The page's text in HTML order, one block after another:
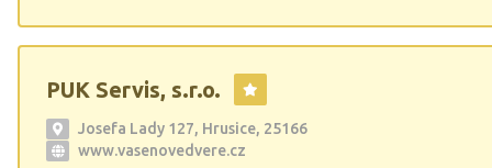
léty prověřených materiálů. Zhotovujeme přesné hlazené
základové desky, od kterých se odvíjí další přesná
dokonalá pokládka izolací EPS, montáž systémových
podlahové vytápění, vylití litých potěrů a konečná
finálních vrstev.
PUK Servis, s.r.o.
Josefa Lady 127, Hrusice, 25166
www.vasenovedvere.cz